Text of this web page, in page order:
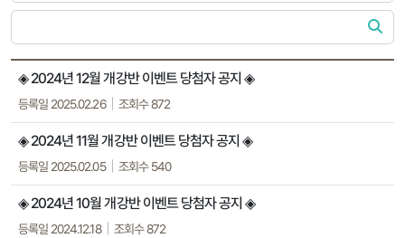
◈ 2024년 12월 개강반 이벤트 당첨자 공지 ◈
등록일 2025.02.26 조회수 872
◈ 2024년 11월 개강반 이벤트 당첨자 공지 ◈
등록일 2025.02.05 조회수 540
◈ 2024년 10월 개강반 이벤트 당첨자 공지 ◈
등록일 2024.12.18 조회수 872